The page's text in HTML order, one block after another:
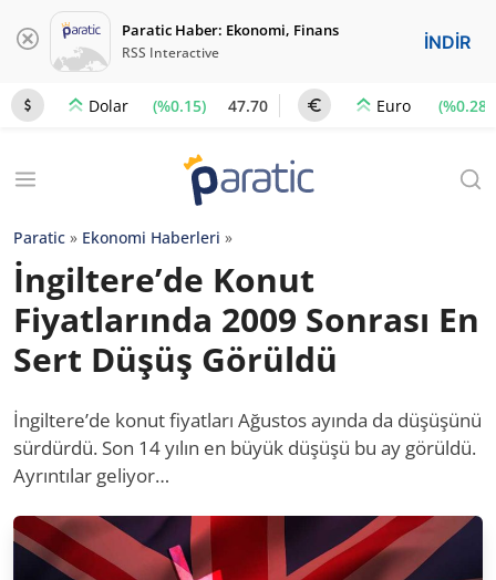
Paratic Haber: Ekonomi, Finans
RSS Interactive İNDİR
Dolar (%0.15) 47.70 Euro (%0.28)
Paratic » Ekonomi Haberleri »
İngiltere’de Konut
Fiyatlarında 2009 Sonrası En
Sert Düşüş Görüldü
İngiltere’de konut fiyatları Ağustos ayında da düşüşünü
sürdürdü. Son 14 yılın en büyük düşüşü bu ay görüldü.
Ayrıntılar geliyor…